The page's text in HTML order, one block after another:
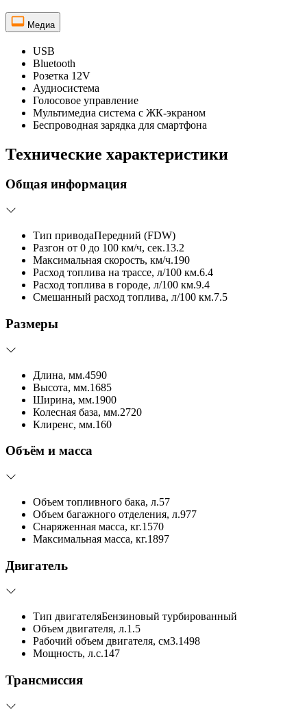
Медиа
USB
Bluetooth
Розетка 12V
Аудиосистема
Голосовое управление
Мультимедиа система с ЖК-экраном
Беспроводная зарядка для смартфона
Технические характеристики
Общая информация
Тип приводаПередний (FDW)
Разгон от 0 до 100 км/ч, сек.13.2
Максимальная скорость, км/ч.190
Расход топлива на трассе, л/100 км.6.4
Расход топлива в городе, л/100 км.9.4
Смешанный расход топлива, л/100 км.7.5
Размеры
Длина, мм.4590
Высота, мм.1685
Ширина, мм.1900
Колесная база, мм.2720
Клиренс, мм.160
Объём и масса
Объем топливного бака, л.57
Объем багажного отделения, л.977
Снаряженная масса, кг.1570
Максимальная масса, кг.1897
Двигатель
Тип двигателяБензиновый турбированный
Объем двигателя, л.1.5
Рабочий объем двигателя, см3.1498
Мощность, л.с.147
Трансмиссия